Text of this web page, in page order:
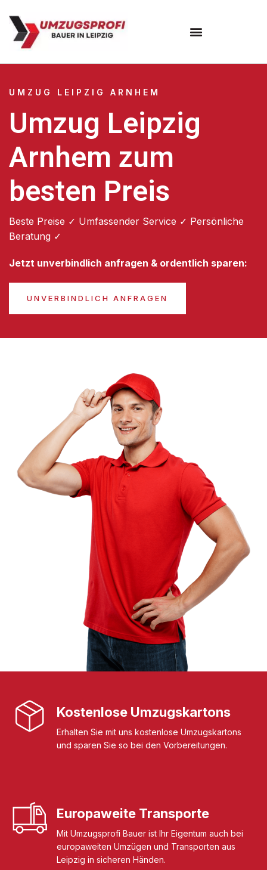
UMZUG LEIPZIG ARNHEM
Umzug Leipzig
Arnhem zum
besten Preis
Beste Preise ✓ Umfassender Service ✓ Persönliche
Beratung ✓
Jetzt unverbindlich anfragen & ordentlich sparen:
UNVERBINDLICH ANFRAGEN
Kostenlose Umzugskartons
Erhalten Sie mit uns kostenlose Umzugskartons
und sparen Sie so bei den Vorbereitungen.
Europaweite Transporte
Mit Umzugsprofi Bauer ist Ihr Eigentum auch bei
europaweiten Umzügen und Transporten aus
Leipzig in sicheren Händen.